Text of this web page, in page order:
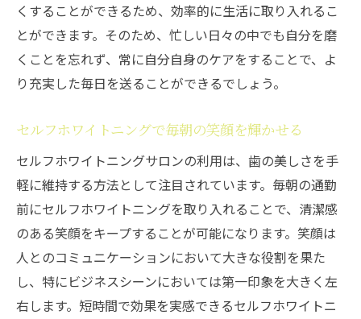
くすることができるため、効率的に生活に取り入れるこ
とができます。そのため、忙しい日々の中でも自分を磨
くことを忘れず、常に自分自身のケアをすることで、よ
り充実した毎日を送ることができるでしょう。
セルフホワイトニングで毎朝の笑顔を輝かせる
セルフホワイトニングサロンの利用は、歯の美しさを手
軽に維持する方法として注目されています。毎朝の通勤
前にセルフホワイトニングを取り入れることで、清潔感
のある笑顔をキープすることが可能になります。笑顔は
人とのコミュニケーションにおいて大きな役割を果た
し、特にビジネスシーンにおいては第一印象を大きく左
右します。短時間で効果を実感できるセルフホワイトニ